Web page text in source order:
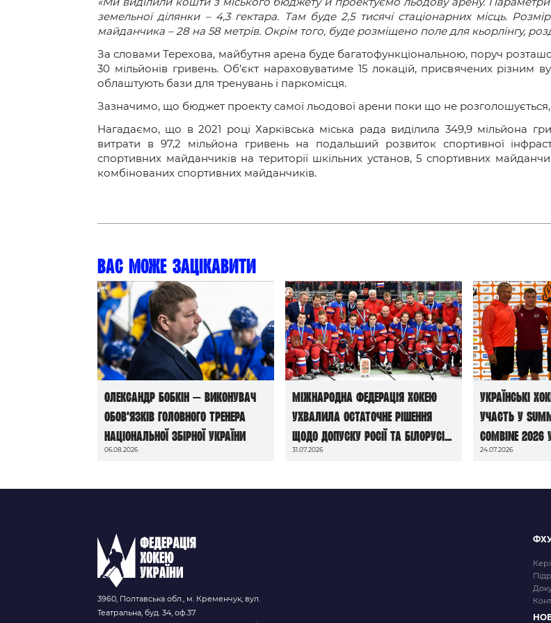
земельної ділянки – 4,3 гектара. Там буде 2,5 тисячі стаціонарних місць.
майданчика – 28 на 58 метрів. Окрім того, буде розміщено поле для кьорлінгу,
За словами Терехова, майбутня арена буде багатофункціональною, поруч
30 мільйонів гривень. Об’єкт нараховуватиме 15 локацій, присвячених різним
облаштують бази для тренувань і паркомісця.
Зазначимо, що бюджет проекту самої льодової арени поки що не
Нагадаємо, що в 2021 році Харківська міська рада виділила 349,9 мільйона
витрати в 97,2 мільйона гривень на подальший розвиток спортивної
спортивних майданчиків на території шкільних установ, 5 спортивних
комбінованих спортивних майданчиків.
Вас може зацікавити
Олександр Бобкін — виконувач
обов’язків головного тренера
національної збірної України
06.08.2026
Міжнародна федерація хокею
ухвалила остаточне рішення
щодо допуску росії та білорусі
до чемпіонатів світу сезону
31.07.2026
Українські
участь у
Combine 2026
24.07.2026
3960, Полтавська обл., м. Кременчук, вул.
Театральна, буд. 34, оф.37